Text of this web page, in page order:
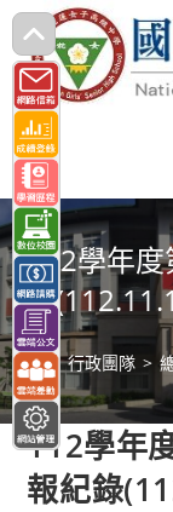
跳
轉
至
主
要
內
容 112學年
錄
> 行政團隊 >
112學年
報紀錄